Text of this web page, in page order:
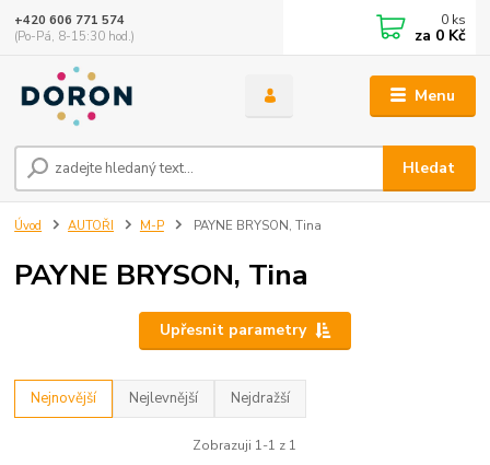
Menu
Hledat
+420 606 771 574
(Po-Pá, 8-15:30 hod.)
0 ks
za 0 Kč
Úvod AUTOŘI M-P PAYNE BRYSON, Tina
PAYNE BRYSON, Tina
Upřesnit parametry
Nejnovější Nejlevnější Nejdražší
Zobrazuji 1-1 z 1